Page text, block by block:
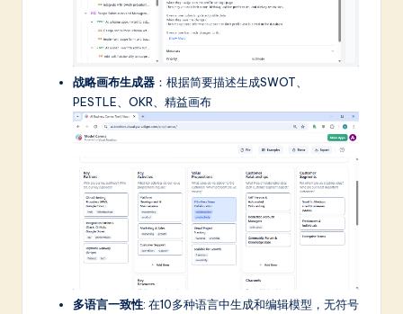
战略画布生成器 ：根据简要描述生成SWOT、
PESTLE、OKR、精益画布
多语言一致性: 在10多种语言中生成和编辑模型，无符号